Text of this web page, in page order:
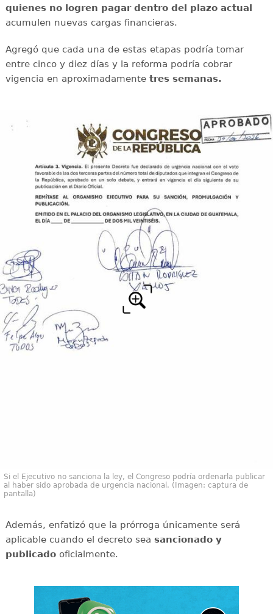
quienes no logren pagar dentro del plazo actual
acumulen nuevas cargas financieras.
Agregó que cada una de estas etapas podría tomar
entre cinco y diez días y la reforma podría cobrar
vigencia en aproximadamente tres semanas.
Si el Ejecutivo no sanciona la ley, el Congreso podría ordenarla publicar
al haber sido aprobada de urgencia nacional. (Imagen: captura de
pantalla)
Además, enfatizó que la prórroga únicamente será
aplicable cuando el decreto sea sancionado y
publicadooficialmente.